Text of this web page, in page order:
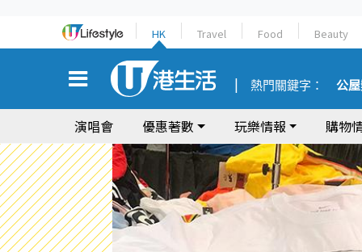
HK Travel Food Beauty
熱門關鍵字： 公
演唱會 優惠著數 玩樂情報 購物